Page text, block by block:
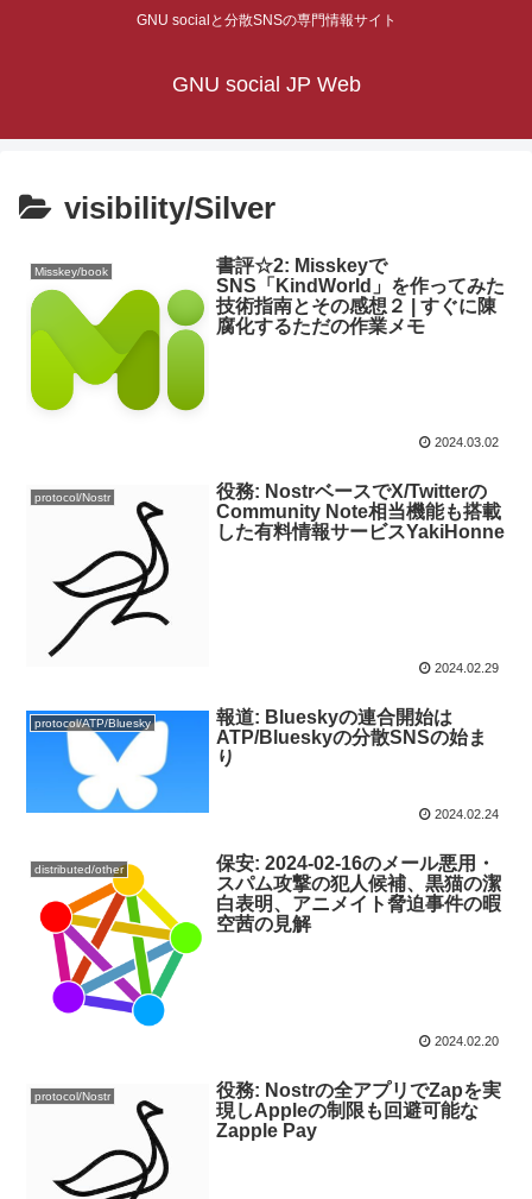
GNU socialと分散SNSの専門情報サイト
GNU social JP Web
visibility/Silver
Misskey/book
書評☆2: Misskeyで
SNS「KindWorld」を作ってみた
技術指南とその感想２ | すぐに陳
腐化するただの作業メモ
2024.03.02
protocol/Nostr
役務: NostrベースでX/Twitterの
Community Note相当機能も搭載
した有料情報サービスYakiHonne
2024.02.29
protocol/ATP/Bluesky
報道: Blueskyの連合開始は
ATP/Blueskyの分散SNSの始ま
り
2024.02.24
distributed/other
保安: 2024-02-16のメール悪用・
スパム攻撃の犯人候補、黒猫の潔
白表明、アニメイト脅迫事件の暇
空茜の見解
2024.02.20
protocol/Nostr
役務: Nostrの全アプリでZapを実
現しAppleの制限も回避可能な
Zapple Pay